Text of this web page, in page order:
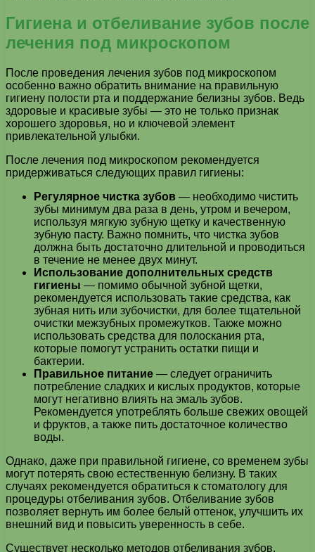
Гигиена и отбеливание зубов после
лечения под микроскопом
После проведения лечения зубов под микроскопом
особенно важно обратить внимание на правильную
гигиену полости рта и поддержание белизны зубов. Ведь
здоровые и красивые зубы — это не только признак
хорошего здоровья, но и ключевой элемент
привлекательной улыбки.
После лечения под микроскопом рекомендуется
придерживаться следующих правил гигиены:
Регулярное чистка зубов — необходимо чистить
зубы минимум два раза в день, утром и вечером,
используя мягкую зубную щетку и качественную
зубную пасту. Важно помнить, что чистка зубов
должна быть достаточно длительной и проводиться
в течение не менее двух минут.
Использование дополнительных средств
гигиены — помимо обычной зубной щетки,
рекомендуется использовать такие средства, как
зубная нить или зубочистки, для более тщательной
очистки межзубных промежутков. Также можно
использовать средства для полоскания рта,
которые помогут устранить остатки пищи и
бактерии.
Правильное питание — следует ограничить
потребление сладких и кислых продуктов, которые
могут негативно влиять на эмаль зубов.
Рекомендуется употреблять больше свежих овощей
и фруктов, а также пить достаточное количество
воды.
Однако, даже при правильной гигиене, со временем зубы
могут потерять свою естественную белизну. В таких
случаях рекомендуется обратиться к стоматологу для
процедуры отбеливания зубов. Отбеливание зубов
позволяет вернуть им более белый оттенок, улучшить их
внешний вид и повысить уверенность в себе.
Существует несколько методов отбеливания зубов,